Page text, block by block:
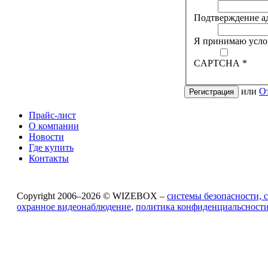
Подтверждение
Я принимаю
CAPTCHA *
Регистрация или
Прайс-лист
О компании
Новости
Где купить
Контакты
Copyright 2006–2026 © WIZEBOX – системы безопасности,
охранное видеонаблюдение, политика